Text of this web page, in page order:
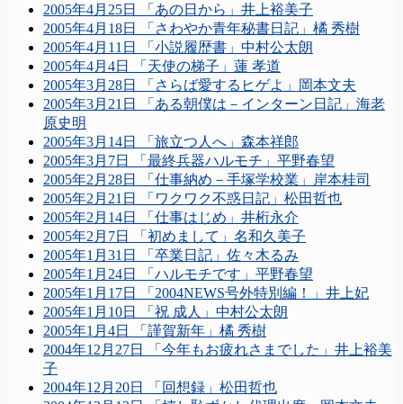
2005年4月25日 「あの日から」井上裕美子
2005年4月18日 「さわやか青年秘書日記」橘 秀樹
2005年4月11日 「小説履歴書」中村公太朗
2005年4月4日 「天使の梯子」蓮 孝道
2005年3月28日 「さらば愛するヒゲよ」岡本文夫
2005年3月21日 「ある朝僕は－インターン日記」海老
原史明
2005年3月14日 「旅立つ人へ」森本祥郎
2005年3月7日 「最終兵器ハルモチ」平野春望
2005年2月28日 「仕事納め－手塚学校業」岸本桂司
2005年2月21日 「ワクワク不惑日記」松田哲也
2005年2月14日 「仕事はじめ」井桁永介
2005年2月7日 「初めまして」名和久美子
2005年1月31日 「卒業日記」佐々木るみ
2005年1月24日 「ハルモチです」平野春望
2005年1月17日 「2004NEWS号外特別編！」井上妃
2005年1月10日 「祝 成人」中村公太朗
2005年1月4日 「謹賀新年」橘 秀樹
2004年12月27日 「今年もお疲れさまでした」井上裕美
子
2004年12月20日 「回想録」松田哲也